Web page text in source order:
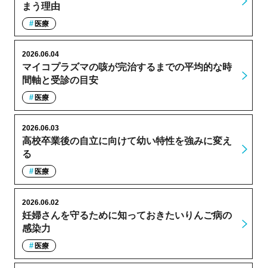
まう理由
医療
マイコプラズマの咳が完治するまでの平均的な時
間軸と受診の目安
2026.06.04
医療
高校卒業後の自立に向けて幼い特性を強みに変え
る
2026.06.03
医療
妊婦さんを守るために知っておきたいりんご病の
感染力
2026.06.02
医療